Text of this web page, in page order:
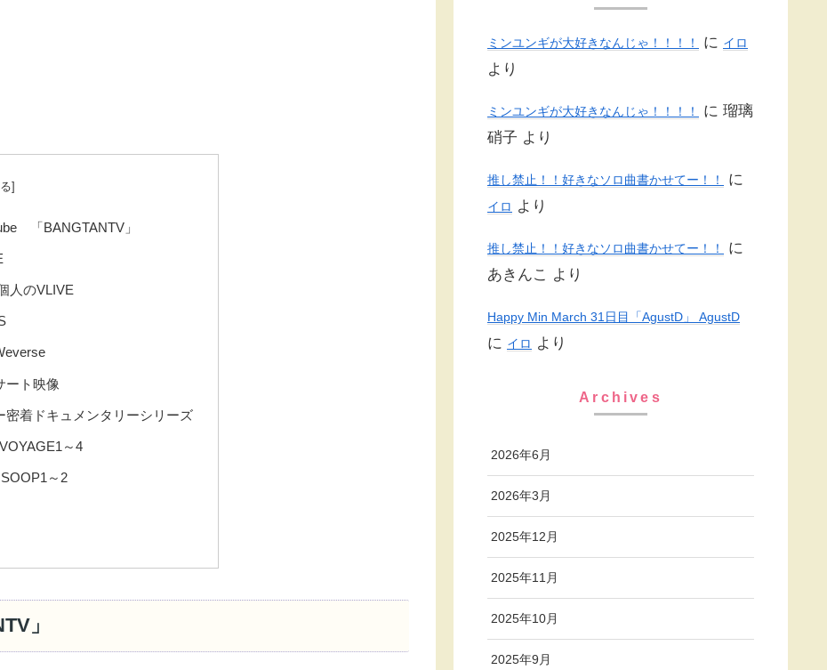
「BANGTANTV」
人のVLIVE
ート映像
密着ドキュメンタリーシリーズ
～4
～2
」
ミンユンギが大好きなんじゃ！！！！ に イロ
より
ミンユンギが大好きなんじゃ！！！！ に 瑠璃
硝子 より
推し禁止！！好きなソロ曲書かせてー！！ に
イロ より
推し禁止！！好きなソロ曲書かせてー！！
に
あきんこ
より
Happy Min March 31日目「AgustD」 AgustD
に イロ より
Archives
2026年6月
2026年3月
2025年12月
2025年11月
2025年10月
2025年9月